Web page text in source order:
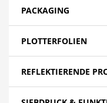
PACKAGING
PLOTTERFOLIEN
REFLEKTIERENDE